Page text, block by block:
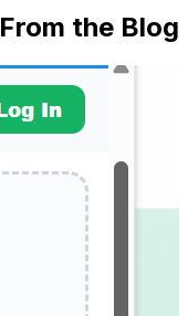
From the Blog